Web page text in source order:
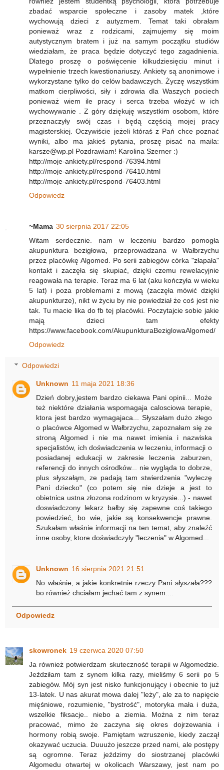
zbadać wsparcie społeczne i zasoby matek ,które
wychowują dzieci z autyzmem. Temat taki obrałam
ponieważ wraz z rodzicami, zajmujemy się moim
autystycznym bratem i już na samym początku studiów
wiedziałam, że praca będzie dotyczyć tego zagadnienia.
Dlatego proszę o poświęcenie kilkudziesięciu minut i
wypełnienie trzech kwestionariuszy. Ankiety są anonimowe i
wykorzystane tylko do celów badawczych. Życzę wszystkim
matkom cierpliwości, siły i zdrowia dla Waszych pociech
ponieważ wiem ile pracy i serca trzeba włożyć w ich
wychowywanie . Z góry dziękuję wszystkim osobom, które
przeznaczyły swój czas i będą częścią mojej pracy
magisterskiej. Oczywiście jeżeli któraś z Pań chce poznać
wyniki, albo ma jakieś pytania, proszę pisać na maila:
karsze@wp.pl Pozdrawiam! Karolina Szerner :)
http://moje-ankiety.pl/respond-76394.html
http://moje-ankiety.pl/respond-76410.html
http://moje-ankiety.pl/respond-76403.html
Odpowiedz
~Mama 30 sierpnia 2017 22:05
Witam serdecznie. nam w leczeniu bardzo pomogła
akupunktura bezigłowa, przeprowadzana w Wałbrzychu
przez placówkę Algomed. Po serii zabiegów córka "złapała"
kontakt i zaczęła się skupiać, dzięki czemu rewelacyjnie
reagowała na terapie. Teraz ma 6 lat (aku kończyła w wieku
5 lat) i poza problemami z mową (zaczęła mówić dzięki
akupunkturze), nikt w życiu by nie powiedział że coś jest nie
tak. Tu macie lika do fb tej placówki. Poczytajcie sobie jakie
mają dzieci tam efekty
https://www.facebook.com/AkupunkturaBeziglowaAlgomed/
Odpowiedz
Odpowiedzi
Unknown 11 maja 2021 18:36
Dzień dobry,jestem bardzo ciekawa Pani opinii... Może
też niektóre działania wspomagaja calosciowa terapie,
ktora jest bardzo wymagajaca... Słyszałam dużo złego
o placówce Algomed w Wałbrzychu, zapoznałam się ze
stroną Algomed i nie ma nawet imienia i nazwiska
specjalistów, ich doświadczenia w leczeniu, informacji o
posiadanej edukacji w zakresie leczenia zaburzen,
referencji do innych ośrodków... nie wygląda to dobrze,
plus słyszałąm, ze padają tam stwierdzenia "wyleczę
Pani dziecko" (co potem się nie dzieje a jest to
obietnica ustna złozona rodzinom w kryzysie...) - nawet
doswiadczony lekarz bałby się zapewne coś takiego
powiedzieć, bo wie, jakie są konsekwencje prawne.
Szukałam właśnie informacji na ten temat, aby znaleźć
inne osoby, ktore doświadczyly "leczenia" w Algomed...
Unknown 16 sierpnia 2021 21:51
No właśnie, a jakie konkretnie rzeczy Pani słyszała???
bo również chciałam jechać tam z synem....
Odpowiedz
skowronek 19 czerwca 2020 07:50
Ja również potwierdzam skuteczność terapii w Algomedzie.
Jeździłam tam z synem kilka razy, mieliśmy 6 serii po 5
zabiegów. Mój syn jest nisko funkcjonujący i obecnie to już
13-latek. U nas akurat mowa dalej "leży", ale za to napięcie
mięśniowe, rozumienie, "bystrość", motoryka mała i duża,
wszelkie fiksacje.. niebo a ziemia. Można z nim teraz
pracować, mimo że zaczyna się okres dojrzewania i
hormony robią swoje. Pamiętam wzruszenie, kiedy zaczął
okazywać uczucia. Duuużo jeszcze przed nami, ale postępy
są ogromne. Teraz jeździmy do siostrzanej placówki
Algomedu otwartej w okolicach Warszawy, jest nam po